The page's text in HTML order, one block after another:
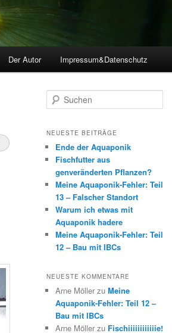
Der Autor Impressum&Datenschutz
u
h
NEUESTE BEITRÄGE
Ende der Aquaponik
Fischfutter aus
genveränderten Pflanzen?
Meine Aquaponik-Fehler: Teil
13 – Falscher Standort
Warum ich etwas mit
Aquaponik hadere
Meine Aquaponik-Fehler: Teil
12 – Bau mit IBCs
NEUESTE KOMMENTARE
Arne Möller zu Meine
Aquaponik-Fehler: Teil 12 –
Bau mit IBCs
Arne Möller zu Fischiiiiiiiiiiiie!